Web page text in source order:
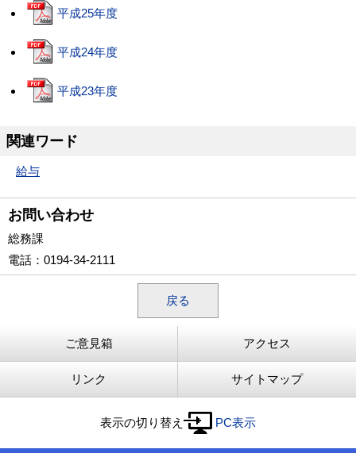
平成25年度
平成24年度
平成23年度
関連ワード
給与
お問い合わせ
総務課
電話 ：0194-34-2111
戻る
ご意見箱 アクセス
リンク サイトマップ
表示の切り替え PC表示